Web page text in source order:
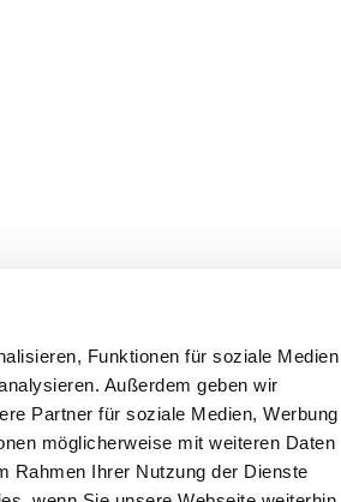
Funktionen für soziale Medien
Außerdem geben wir
Partner für soziale Medien, Werbung
möglicherweise mit weiteren Daten
Rahmen Ihrer Nutzung der Dienste